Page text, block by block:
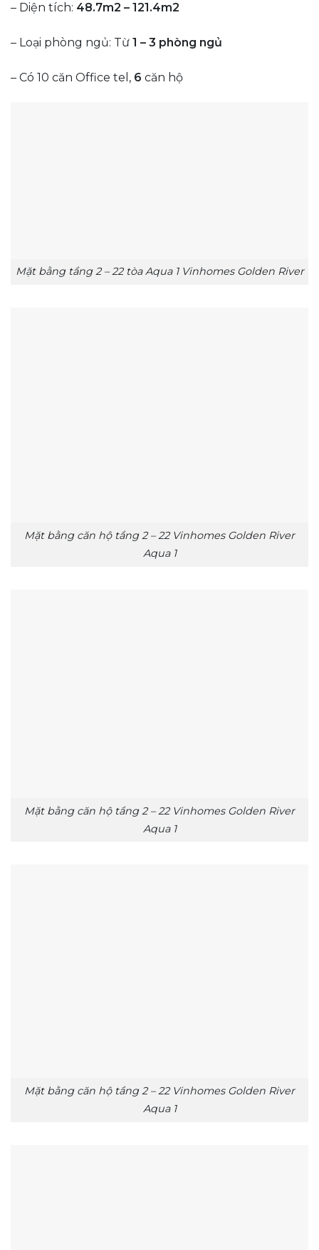
– Diện tích: 48.7m2 – 121.4m2
– Loại phòng ngủ: Từ 1 – 3 phòng ngủ
– Có 10 căn Office tel, 6 căn hộ
Mặt bằng tầng 2 – 22 tòa Aqua 1 Vinhomes Golden River
Mặt bằng căn hộ tầng 2 – 22 Vinhomes Golden River
Aqua 1
Mặt bằng căn hộ tầng 2 – 22 Vinhomes Golden River
Aqua 1
Mặt bằng căn hộ tầng 2 – 22 Vinhomes Golden River
Aqua 1